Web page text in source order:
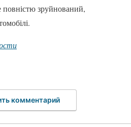
зруйнований,
комментарий